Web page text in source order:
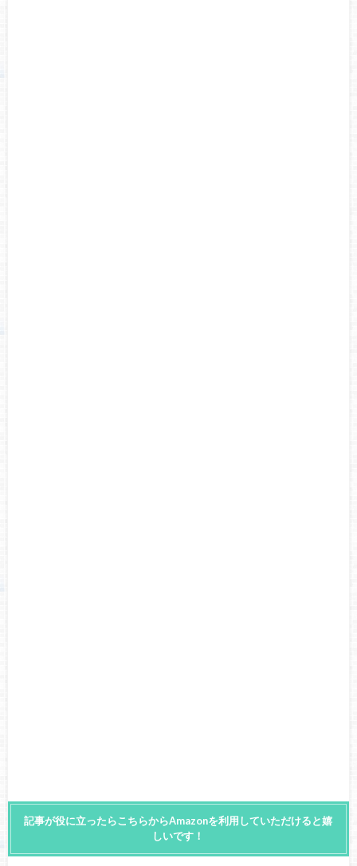
記事が役に立ったらこちらからAmazonを利用していただけると嬉
しいです！